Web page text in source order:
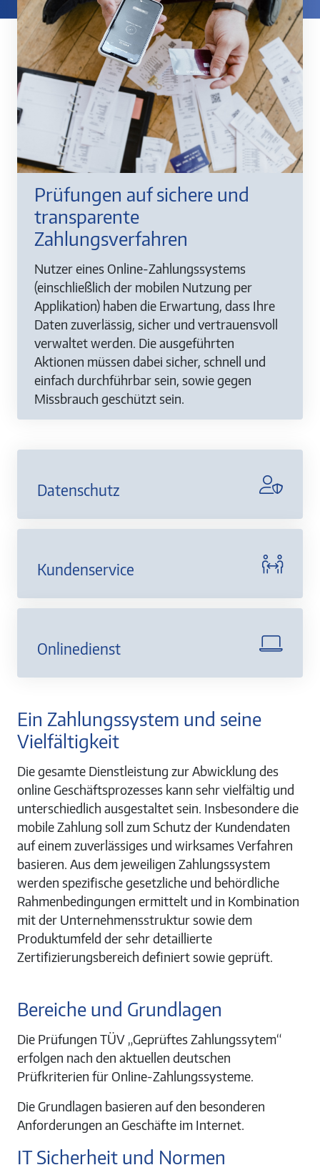
Prüfungen auf sichere und
transparente
Zahlungsverfahren
Nutzer eines Online-Zahlungssystems
(einschließlich der mobilen Nutzung per
Applikation) haben die Erwartung, dass Ihre
Daten zuverlässig, sicher und vertrauensvoll
verwaltet werden. Die ausgeführten
Aktionen müssen dabei sicher, schnell und
einfach durchführbar sein, sowie gegen
Missbrauch geschützt sein.
Datenschutz
Kundenservice
Onlinedienst
Ein Zahlungssystem und seine
Vielfältigkeit
Die gesamte Dienstleistung zur Abwicklung des
online Geschäftsprozesses kann sehr vielfältig und
unterschiedlich ausgestaltet sein. Insbesondere die
mobile Zahlung soll zum Schutz der Kundendaten
auf einem zuverlässiges und wirksames Verfahren
basieren. Aus dem jeweiligen Zahlungssystem
werden spezifische gesetzliche und behördliche
Rahmenbedingungen ermittelt und in Kombination
mit der Unternehmensstruktur sowie dem
Produktumfeld der sehr detaillierte
Zertifizierungsbereich definiert sowie geprüft.
Bereiche und Grundlagen
Die Prüfungen TÜV „Geprüftes Zahlungssytem“
erfolgen nach den aktuellen deutschen
Prüfkriterien für Online-Zahlungssysteme.
Die Grundlagen basieren auf den besonderen
Anforderungen an Geschäfte im Internet.
IT Sicherheit und Normen